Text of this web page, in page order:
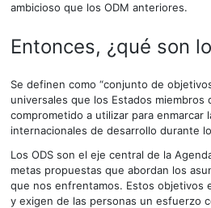
ambicioso que los ODM anteriores.
Entonces, ¿qué son
Se definen como “conjunto de
universales que los Estados miembros
comprometido a utilizar para enmarcar
internacionales de desarrollo durante
Los ODS son el eje central de la
metas propuestas que abordan los
que nos enfrentamos. Estos objetivos
y exigen de las personas un esfuerzo